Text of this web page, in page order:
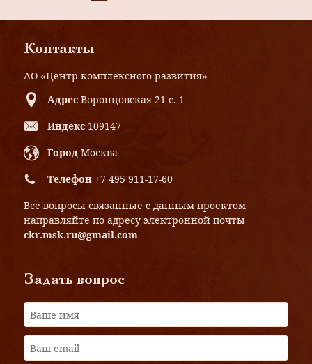
Контакты
АО «Центр комплексного развития»
Адрес Воронцовская 21 с. 1
Индекс 109147
Город Москва
Телефон +7 495 911-17-60
Все вопросы связанные с данным проектом
направляйте по адресу электронной почты
ckr.msk.ru@gmail.com
Задать вопрос